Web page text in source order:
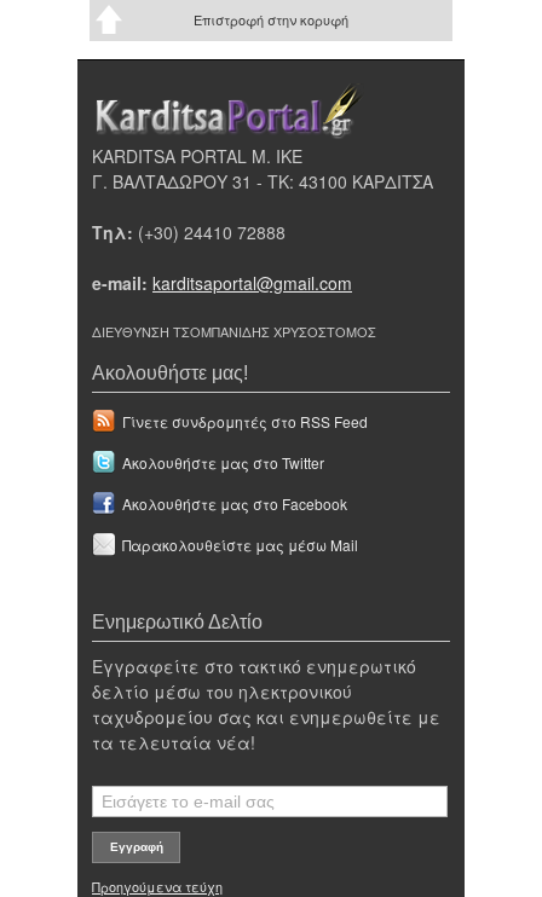
Επιστροφή στην κορυφή
KARDITSA PORTAL Μ. ΙΚΕ
Γ. ΒΑΛΤΑΔΩΡΟΥ 31 - ΤΚ: 43100 ΚΑΡΔΙΤΣΑ
Τηλ: (+30) 24410 72888
e-mail: karditsaportal@gmail.com
ΔΙΕΥΘΥΝΣΗ ΤΣΟΜΠΑΝΙΔΗΣ ΧΡΥΣΟΣΤΟΜΟΣ
Ακολουθήστε μας!
Γίνετε συνδρομητές στο RSS Feed
Ακολουθήστε μας στο Twitter
Ακολουθήστε μας στο Facebook
Παρακολουθείστε μας μέσω Mail
Ενημερωτικό Δελτίο
Εγγραφείτε στο τακτικό ενημερωτικό
δελτίο μέσω του ηλεκτρονικού
ταχυδρομείου σας και ενημερωθείτε με
τα τελευταία νέα!
Προηγούμενα τεύχη